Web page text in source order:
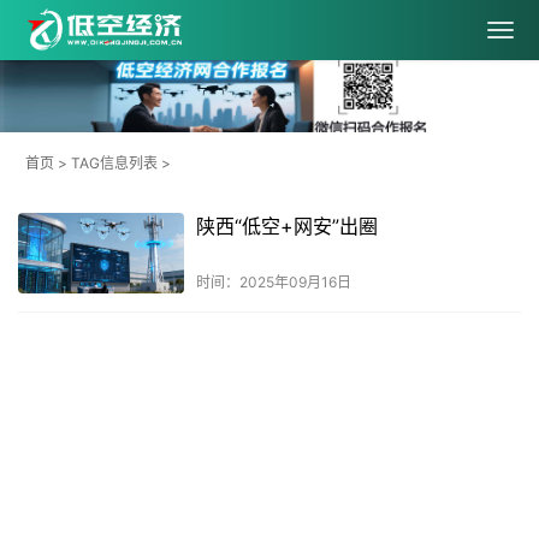
首页 > TAG信息列表 >
陕西“低空+网安”出圈
时间：2025年09月16日